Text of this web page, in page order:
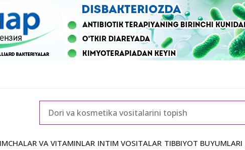
VA VITAMINLAR INTIM VOSITALAR TIBBIYOT BUYUMLARI